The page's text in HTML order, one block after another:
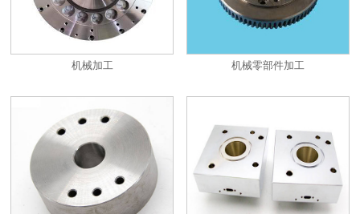
机械加工 机械零部件加工